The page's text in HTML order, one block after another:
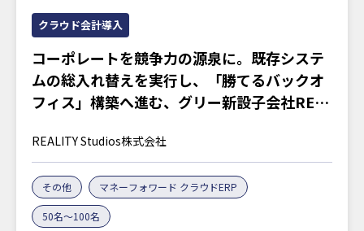
クラウド会計導入
コーポレートを競争力の源泉に。既存システ
ムの総入れ替えを実行し、「勝てるバックオ
フィス」構築へ進む、グリー新設子会社REA
REALITY Studios株式会社
その他 マネーフォワード クラウドERP
50名～100名